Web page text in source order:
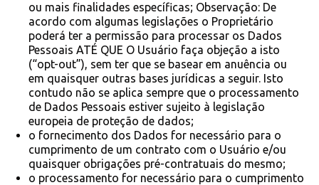
ou mais finalidades específicas; Observação: De
acordo com algumas legislações o Proprietário
poderá ter a permissão para processar os Dados
Pessoais ATÉ QUE O Usuário faça objeção a isto
(“opt-out”), sem ter que se basear em anuência ou
em quaisquer outras bases jurídicas a seguir. Isto
contudo não se aplica sempre que o processamento
de Dados Pessoais estiver sujeito à legislação
europeia de proteção de dados;
o fornecimento dos Dados for necessário para o
cumprimento de um contrato com o Usuário e/ou
quaisquer obrigações pré-contratuais do mesmo;
o processamento for necessário para o cumprimento